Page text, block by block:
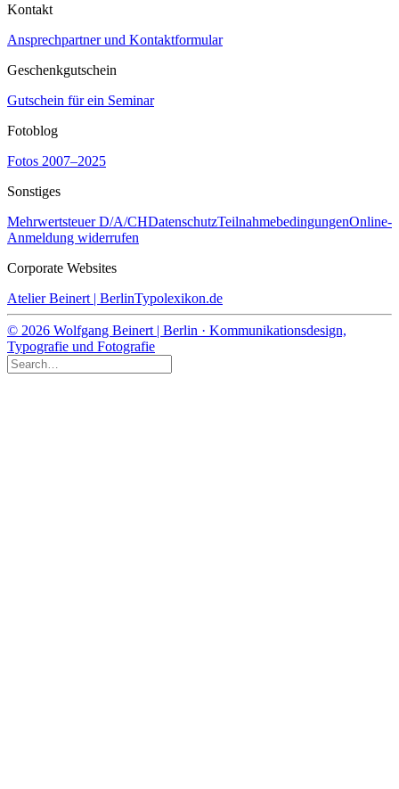
Kontakt
Ansprechpartner und Kontaktformular
Geschenkgutschein
Gutschein für ein Seminar
Fotoblog
Fotos 2007–2025
Sonstiges
Mehrwertsteuer D/A/CHDatenschutzTeilnahmebedingungenOnline-
Anmeldung widerrufen
Corporate Websites
Atelier Beinert | BerlinTypolexikon.de
© 2026 Wolfgang Beinert | Berlin · Kommunikationsdesign,
Typografie und Fotografie